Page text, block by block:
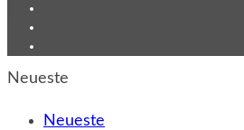
Neueste
Neueste